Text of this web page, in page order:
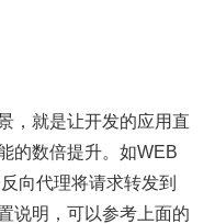
，就是让开发的应用直
的数倍提升。如WEB
向代理将请求转发到
说明，可以参考上面的